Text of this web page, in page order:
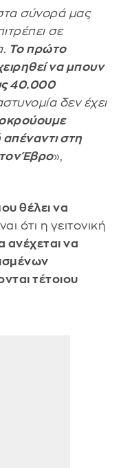
σύνορά μας
σε
Το πρώτο
να μπουν
40.000
δεν έχει
στη
Έβρο»,
θέλει να
ότι η γειτονική
ανέχεται να
τέτοιου